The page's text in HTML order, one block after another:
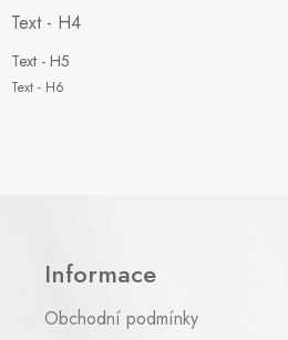
Text - H4
Text - H5
Text - H6
Informace
Obchodní podmínky